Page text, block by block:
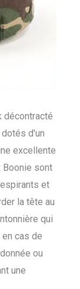
décontracté
d'un
excellente
Boonie sont
et
la tête au
qui
cas de
ou
une